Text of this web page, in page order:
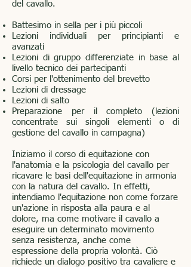
del cavallo.
Battesimo in sella per i più piccoli
Lezioni individuali per principianti e
avanzati
Lezioni di gruppo differenziate in base al
livello tecnico dei partecipanti
Corsi per l'ottenimento del brevetto
Lezioni di dressage
Lezioni di salto
Preparazione per il completo (lezioni
concentrate sui singoli elementi o di
gestione del cavallo in campagna)
Iniziamo il corso di equitazione con
l'anatomia e la psicologia del cavallo per
ricavare le basi dell'equitazione in armonia
con la natura del cavallo. In effetti,
intendiamo l'equitazione non come forzare
un'azione in risposta alla paura e al
dolore, ma come motivare il cavallo a
eseguire un determinato movimento
senza resistenza, anche come
espressione della propria volontà. Ciò
richiede un dialogo positivo tra cavaliere e